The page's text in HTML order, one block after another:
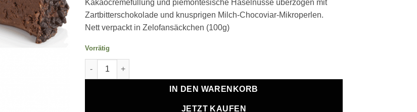
Kakaocremefüllung und piemontesische Haselnüsse überzogen mit
Zartbitterschokolade und knusprigen Milch-Chocoviar-Mikroperlen.
Nett verpackt in Zelofansäckchen (100g)
Vorrätig
Chocoviar Crema Cacao Menge
IN DEN WARENKORB
JETZT KAUFEN